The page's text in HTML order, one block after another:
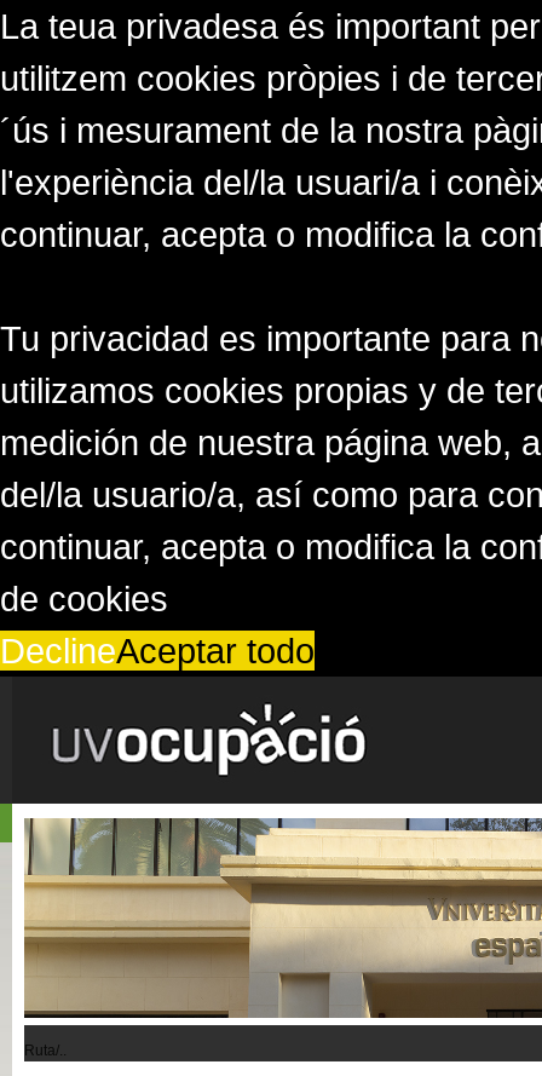
La teua privadesa és important
utilitzem cookies pròpies i de
´ús i mesurament de la nostra
l'experiència del/la usuari/a i
continuar, acepta o modifica la
Tu privacidad es importante para
utilizamos cookies propias y de
medición de nuestra página web,
del/la usuario/a, así como para
continuar, acepta o modifica la
de cookies
DeclineAceptar todo
Ruta/..